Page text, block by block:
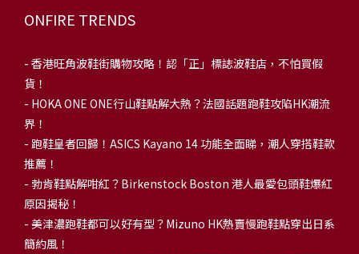
ONFIRE TRENDS
- 香港旺角波鞋街購物攻略！認「正」標誌波鞋店，不怕買假
貨！
- HOKA ONE ONE行山鞋點解大熱？法國話題跑鞋攻陷HK潮流
界！
- 跑鞋皇者回歸！ASICS Kayano 14 功能全面睇，潮人穿搭鞋款
推薦！
- 勃肯鞋點解咁紅？Birkenstock Boston 港人最愛包頭鞋爆紅
原因揭秘！
- 美津濃跑鞋都可以好有型？Mizuno HK熱賣慢跑鞋點穿出日系
簡約風！